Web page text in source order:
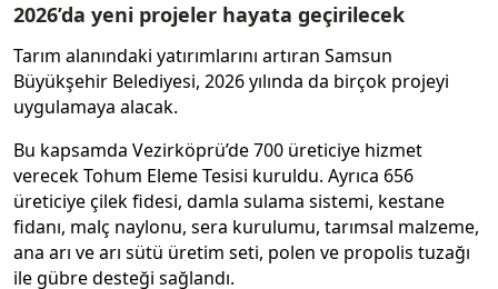
2026’da yeni projeler hayata geçirilecek
Tarım alanındaki yatırımlarını artıran Samsun
Büyükşehir Belediyesi, 2026 yılında da birçok projeyi
uygulamaya alacak.
Bu kapsamda Vezirköprü’de 700 üreticiye hizmet
verecek Tohum Eleme Tesisi kuruldu. Ayrıca 656
üreticiye çilek fidesi, damla sulama sistemi, kestane
fidanı, malç naylonu, sera kurulumu, tarımsal malzeme,
ana arı ve arı sütü üretim seti, polen ve propolis tuzağı
ile gübre desteği sağlandı.